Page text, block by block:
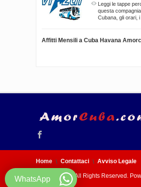
Leggi le tappe
questa
Cubana, gli orari,
Affitti Mensili a Cuba Havana
Home Contattaci Avviso Legale
© 2005 - 2026 All Rights Reserved.
Amorcuba.com
WhatsApp